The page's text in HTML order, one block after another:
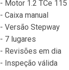
- Motor 1.2 TCe
- Caixa manual
- Versão Stepway
- 7 lugares
- Revisões em dia
- Inspeção válida